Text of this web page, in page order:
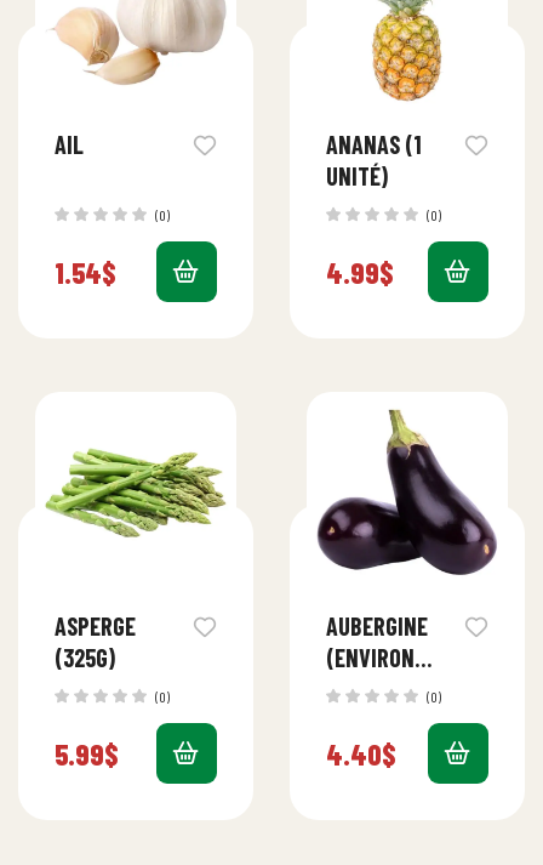
AIL
(0)
1.54$
ANANAS (1
UNITÉ)
(0)
4.99$
ASPERGE
(325G)
(0)
5.99$
AUBERGINE
(ENVIRON
500G)
(0)
4.40$